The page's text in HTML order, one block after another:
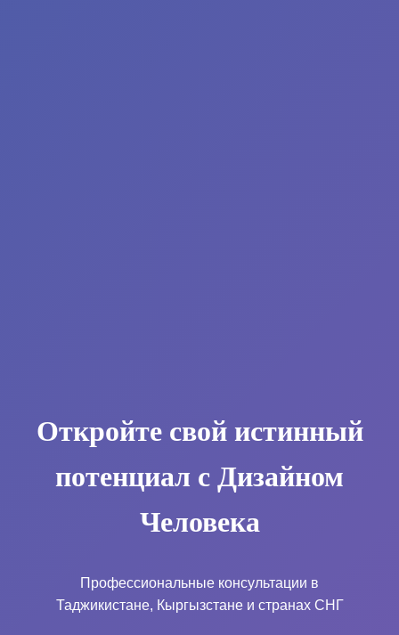
Откройте свой истинный
потенциал с Дизайном
Человека
Профессиональные консультации в
Таджикистане, Кыргызстане и странах СНГ